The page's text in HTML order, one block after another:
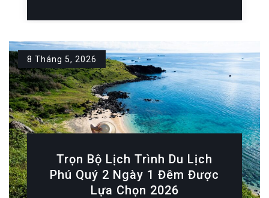
8 Tháng 5, 2026
Trọn Bộ Lịch Trình Du Lịch
Phú Quý 2 Ngày 1 Đêm Được
Lựa Chọn 2026